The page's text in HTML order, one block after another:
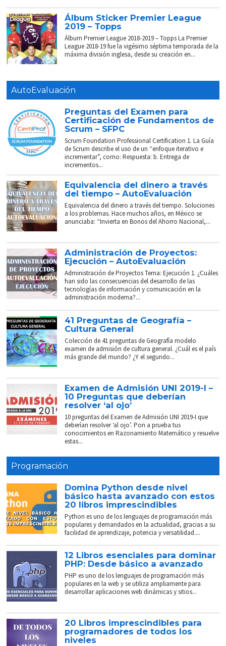
Álbum Sticker Premier League
2019 – Topps
Álbum Premier League 2018-2019 – Topps La Premier
League 2018-19 fue la vigésimo séptima temporada de la
máxima división inglesa, desde su creación en...
AutoEvaluación
Preguntas del Examen para
Certificación de Fundamentos de
Scrum – SFPC
Scrum Foundation Professional Certification 1. La Guía
de Scrum describe el uso de un “enfoque iterativo e
incrementar”, como: Respuesta: b. Entrega de
incrementos...
Equivalencia del dinero a través
del tiempo – AutoEvaluación
Equivalencia del dinero a través del tiempo. Soluciones
a los problemas. Hace muchos años, en México se
anunciaba: “Invierta en Bonos del Ahorro Nacional,...
Administración de Proyectos:
Ejecución – AutoEvaluación
Administración de Proyectos Tema: Ejecución 1. ¿Cuáles
han sido las consecuencias del desarrollo de las
tecnologías de información y comunicación en la
administración moderna?...
41 Preguntas de Geografía –
Cultura General
Colección de 41 preguntas de Geografía modelo
examen de admisión de cultura general. ¿Cuál es el país
más grande del mundo? ¿Y el segundo...
Examen de Admisión UNI 2019-I –
10 Preguntas que deberían
resolver ‘al ojo’
10 preguntas del Examen de Admisión UNI 2019-I que
deberían resolver ‘al ojo’. Pon a prueba tus
conocimientos en Razonamiento Matemático y resuelve
estas...
Programación
Domina Python desde nivel
básico hasta avanzado con estos
20 libros imprescindibles
Python es uno de los lenguajes de programación más
populares y demandados en la actualidad, gracias a su
facilidad de aprendizaje, potencia y versatilidad....
12 Libros esenciales para dominar
PHP: Desde básico a avanzado
PHP es uno de los lenguajes de programación más
populares en la web y se utiliza ampliamente para
desarrollar aplicaciones web dinámicas y sitios...
20 Libros imprescindibles para
programadores de todos los
niveles